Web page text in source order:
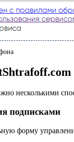
несколькими
подписками
форму